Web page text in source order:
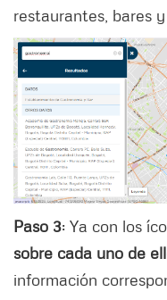
restaurantes, bares
Paso 3: Ya con los
sobre cada uno de
información